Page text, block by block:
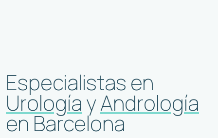
Especialistas en
UrologíayAndrología
en Barcelona